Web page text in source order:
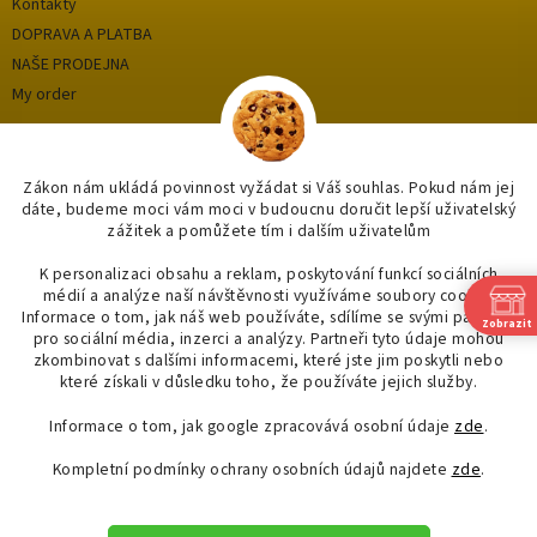
Zákon nám ukládá povinnost vyžádat si Váš souhlas. Pokud nám jej
dáte, budeme moci vám moci v budoucnu doručit lepší uživatelský
zážitek a pomůžete tím i dalším uživatelům
K personalizaci obsahu a reklam, poskytování funkcí sociálních
médií a analýze naší návštěvnosti využíváme soubory cookie.
Informace o tom, jak náš web používáte, sdílíme se svými partnery
pro sociální média, inzerci a analýzy. Partneři tyto údaje mohou
zkombinovat s dalšími informacemi, které jste jim poskytli nebo
které získali v důsledku toho, že používáte jejich služby.
Informace o tom, jak google zpracovává osobní údaje zde.
Kompletní podmínky ochrany osobních údajů najdete zde.
Kontakty
DOPRAVA A PLATBA
NAŠE PRODEJNA
My order
Categories
OUTLET až -75%
OBKLADY A DLAŽBY
KOUPELNY
OSVĚTLENÍ
SAPHO
Zobrazit